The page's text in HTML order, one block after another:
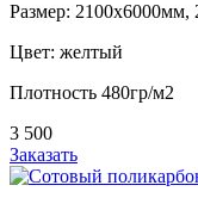
Размер: 2100х6000мм,
Цвет: желтый
Плотность 480гр/м2
3 500
Заказать